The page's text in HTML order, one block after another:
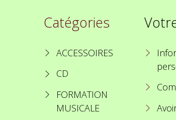
Catégories
ACCESSOIRES
CD
FORMATION
MUSICALE